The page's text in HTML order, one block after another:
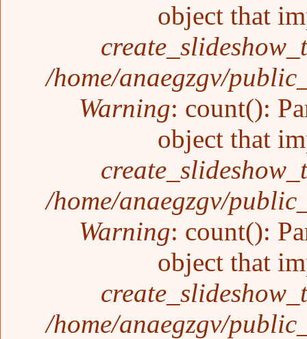
object that
/home/anaegzgv/
Warning: count():
object that
/home/anaegzgv/
Warning: count():
object that
/home/anaegzgv/